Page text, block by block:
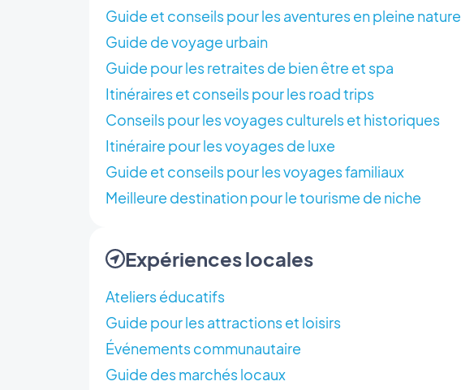
Guide et conseils pour les aventures en pleine nature
Guide de voyage urbain
Guide pour les retraites de bien être et spa
Itinéraires et conseils pour les road trips
Conseils pour les voyages culturels et historiques
Itinéraire pour les voyages de luxe
Guide et conseils pour les voyages familiaux
Meilleure destination pour le tourisme de niche
Expériences locales
Ateliers éducatifs
Guide pour les attractions et loisirs
Événements communautaire
Guide des marchés locaux